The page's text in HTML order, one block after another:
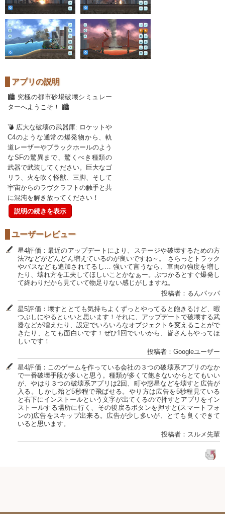
アプリの説明
🏙️ 究極の都市砂場破壊シミュレー
ターへようこそ！ 🏙️
💣 広大な破壊の武器庫: ロケットや
C4のような通常の爆発物から、軌
道レーザーやブラックホールのよう
なSFの驚異まで、驚くべき種類の
武器で武装してください。巨大なゴ
リラ、火を吹く怪獣、三脚、そして
宇宙からのラヴクラフトの触手と共
に混沌を解き放ってください！
説明の続きを表示
ユーザーレビュー
星4評価：最近のアップデートにより、ステージや破壊するための方
法?などがどんどん増えているのが良いですね～。 さらっとトラック
やバスなども追加されてるし… 強いて言うなら、車両の強度を増し
たり、壊れ方を工夫してほしいことかなぁー。ぶつかるとすぐ爆発し
て終わりだから見ていて物足りない感じがしますね。
投稿者：るんパッパ
星5評価：壊すととても気持ちよくずっとやってると飽きるけど、暇
つぶしにやるといいと思います！それに、アップデートで破壊する武
器などが増えたり、設定でいろいろなオブジェクトを変えることがで
きたり、とても面白いです！ぜひ1回でいいから、皆さんもやってほ
しいです！
投稿者：Googleユーザー
星4評価：このゲームを作っている会社の３つの破壊系アプリのなか
で一番破壊手段が多いと思う。種類が多くて飽きないからとてもいい
が、やはり３つの破壊系アプリは2回、町や惑星などを壊すと広告が
入る。しかし殆ど5秒程で飛ばせる。やり方は広告を5秒程見ている
と右下にインストールという文字が出てくるので押すとアプリをイン
ストールする場所に行く、その後戻るボタンを押すと(スマートフォ
ンの)広告をスキップ出来る。広告が少し多いが、とても良くできて
いると思います。
投稿者：スルメ先輩